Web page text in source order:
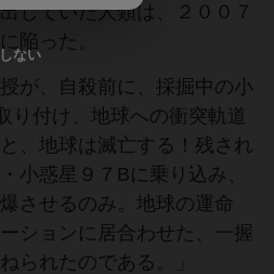
していた人類は、２００７
陥った。
が、自殺前に、採掘中の小
り付け、地球への衝突軌道
、地球は滅亡する！残され
小惑星９７Bに乗り込み、
させるのみ。地球の運命
ションに居合わせた、一握
られたのである。」
ない